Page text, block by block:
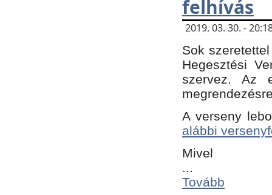
felhívás
2019. 03. 30. -
Sok
Hegesztési
szervez. Az
A verseny
alábbi
Mivel
...
Tovább